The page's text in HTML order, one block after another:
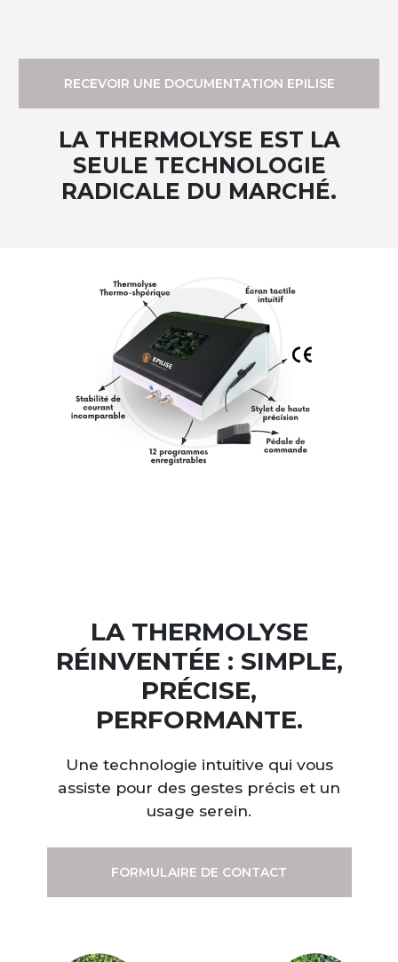
RECEVOIR UNE DOCUMENTATION EPILISE
LA THERMOLYSE EST LA
SEULE TECHNOLOGIE
RADICALE DU MARCHÉ.
LA THERMOLYSE
RÉINVENTÉE : SIMPLE,
PRÉCISE,
PERFORMANTE.
Une technologie intuitive qui vous
assiste pour des gestes précis et un
usage serein.
FORMULAIRE DE CONTACT